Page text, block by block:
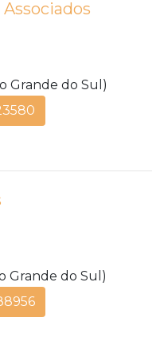
Grande do Sul)
Grande do Sul)